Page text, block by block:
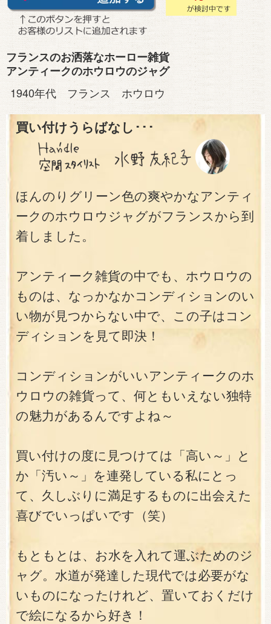
フランスのお洒落なホーロー雑貨
アンティークのホウロウのジャグ
1940年代 フランス ホウロウ
買い付けうらばなし･･･
ほんのりグリーン色の爽やかなアンティ
ークのホウロウジャグがフランスから到
着しました。
アンティーク雑貨の中でも、ホウロウの
ものは、なっかなかコンディションのい
い物が見つからない中で、この子はコン
ディションを見て即決！
コンディションがいいアンティークのホ
ウロウの雑貨って、何ともいえない独特
の魅力があるんですよね～
買い付けの度に見つけては「高い～」と
か「汚い～」を連発している私にとっ
て、久しぶりに満足するものに出会えた
喜びでいっぱいです（笑）
もともとは、お水を入れて運ぶためのジ
ャグ。水道が発達した現代では必要がな
いものになったけれど、置いておくだけ
で絵になるから好き！